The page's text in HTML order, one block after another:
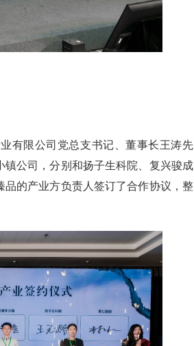
有限公司党总支书记、董事长王涛先
公司，分别和扬子生科院、复兴骏成
的产业方负责人签订了合作协议，整